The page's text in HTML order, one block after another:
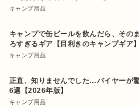
キャンプ用品
キャンプで缶ビールを飲んだら、その
ろすぎるギア【目利きのキャンプギア】
キャンプ用品
正直、知りませんでした…バイヤーが
6選【2026年版】
キャンプ用品